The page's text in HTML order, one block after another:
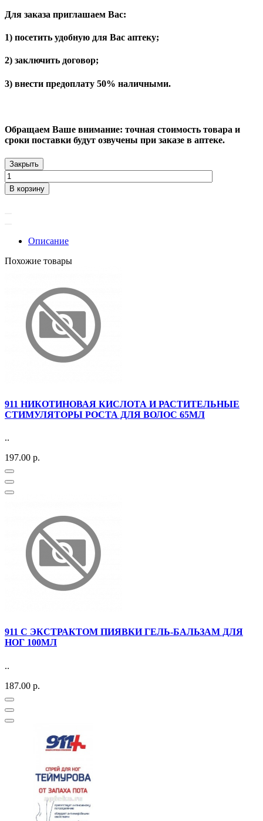
Для заказа приглашаем Вас:
1) посетить удобную для Вас аптеку;
2) заключить договор;
3) внести предоплату 50% наличными.
Обращаем Ваше внимание: точная стоимость товара и
сроки поставки будут озвучены при заказе в аптеке.
Закрыть
В корзину
Описание
Похожие товары
911 НИКОТИНОВАЯ КИСЛОТА И РАСТИТЕЛЬНЫЕ
СТИМУЛЯТОРЫ РОСТА ДЛЯ ВОЛОС 65МЛ
..
197.00 р.
911 С ЭКСТРАКТОМ ПИЯВКИ ГЕЛЬ-БАЛЬЗАМ ДЛЯ
НОГ 100МЛ
..
187.00 р.